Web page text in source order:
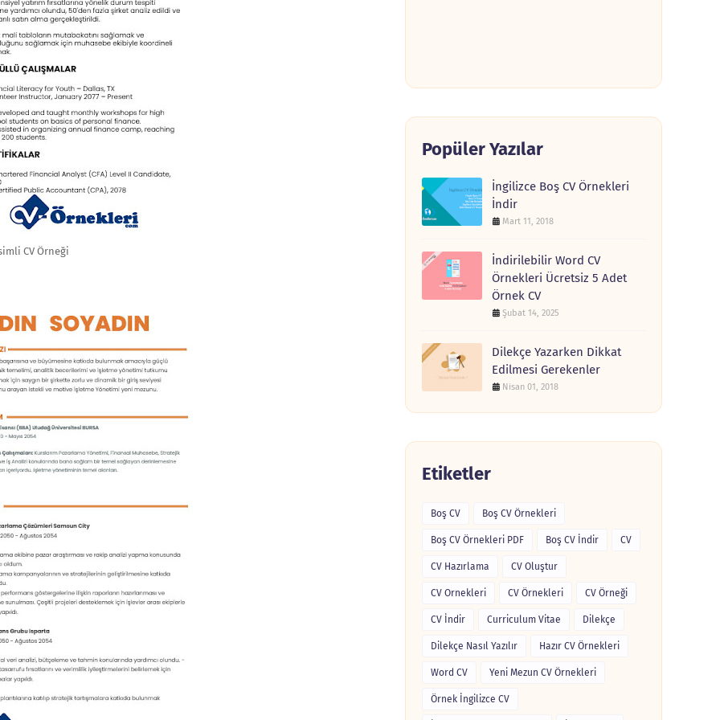
CV Örneği
Popüler Yazılar
İngilizce Boş CV Örnekleri
İndir
Mart 11, 2018
İndirilebilir Word CV
Örnekleri Ücretsiz 5 Adet
Örnek CV
Şubat 14, 2025
Dilekçe Yazarken Dikkat
Edilmesi Gerekenler
Nisan 01, 2018
Etiketler
Boş CV Boş CV Örnekleri
Boş CV Örnekleri PDF Boş CV İndir CV
CV Hazırlama CV Oluştur
CV Ornekleri CV Örnekleri CV Örneği
CV İndir Curriculum Vitae Dilekçe
Dilekçe Nasıl Yazılır Hazır CV Örnekleri
Word CV Yeni Mezun CV Örnekleri
Örnek İngilizce CV